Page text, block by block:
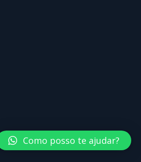
Como posso te ajudar?